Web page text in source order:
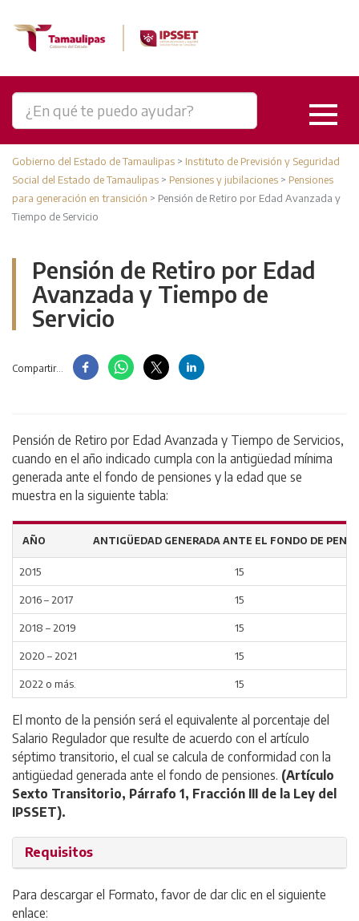
Gobierno del Estado de Tamaulipas > Instituto de Previsión y Seguridad
Social del Estado de Tamaulipas > Pensiones y jubilaciones > Pensiones
para generación en transición > Pensión de Retiro por Edad Avanzada y
Tiempo de Servicio
Pensión de Retiro por Edad
Avanzada y Tiempo de
Servicio
Compartir...
Pensión de Retiro por Edad Avanzada y Tiempo de Servicios,
cuando en el año indicado cumpla con la antigüedad mínima
generada ante el fondo de pensiones y la edad que se
muestra en la siguiente tabla:
AÑO ANTIGÜEDAD GENERADA ANTE EL FONDO DE
2015 15
2016 – 2017 15
2018 – 2019 15
2020 – 2021 15
2022 o más. 15
El monto de la pensión será el equivalente al porcentaje del
Salario Regulador que resulte de acuerdo con el artículo
séptimo transitorio, el cual se calcula de conformidad con la
antigüedad generada ante el fondo de pensiones. (Artículo
Sexto Transitorio, Párrafo 1, Fracción III de la Ley del
IPSSET).
Requisitos
Para descargar el Formato, favor de dar clic en el siguiente
enlace: